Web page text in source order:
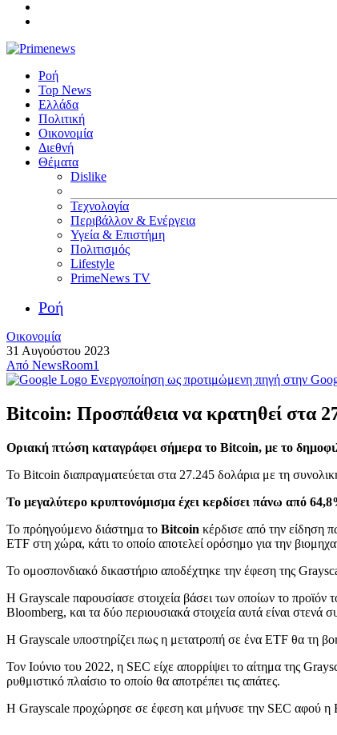
Ροή
Top News
Ελλάδα
Πολιτική
Οικονομία
Διεθνή
Θέματα
Dislike
Τεχνολογία
Περιβάλλον & Ενέργεια
Υγεία & Επιστήμη
Πολιτισμός
Lifestyle
PrimeNews TV
Ροή
Οικονομία
31 Αυγούστου 2023
Από NewsRoom1
Ενεργοποίηση ως προτιμώμενη πηγή στην
Bitcoin: Προσπάθεια να κρατηθεί στα
Οριακή πτώση καταγράφει σήμερα το Bitcoin, με το
Το Bitcoin διαπραγματεύεται στα 27.245 δολάρια με τη
Το μεγαλύτερο κρυπτονόμισμα έχει κερδίσει πάνω από
Το πρόηγούμενο διάστημα το Bitcoin κέρδισε από την είδηση
ETF στη χώρα, κάτι το οποίο αποτελεί ορόσημο για την
Το ομοσπονδιακό δικαστήριο αποδέχτηκε την έφεση της
H Grayscale παρουσίασε στοιχεία βάσει των οποίων το
Bloomberg, και τα δύο περιουσιακά στοιχεία αυτά είναι
Η Grayscale υποστηρίζει πως η μετατροπή σε ένα ETF θα τη
Τον Ιούνιο του 2022, η SEC είχε απορρίψει το αίτημα της
ρυθμιστικό πλαίσιο το οποίο θα αποτρέπει τις απάτες.
Η Grayscale προχώρησε σε έφεση και μήνυσε την SEC αφού η